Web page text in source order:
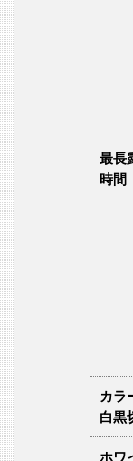
最長
時間
カラ
白黒
ホワ